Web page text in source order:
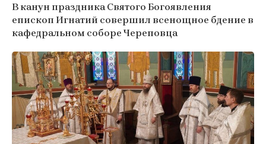
В канун праздника Святого Богоявления
епископ Игнатий совершил всенощное бдение в
кафедральном соборе Череповца